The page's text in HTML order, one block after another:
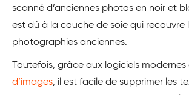
scanné d’anciennes photos en noir et
est dû à la couche de soie qui recouvre
photographies anciennes.
Toutefois, grâce aux logiciels modernes
d’images, il est facile de supprimer les